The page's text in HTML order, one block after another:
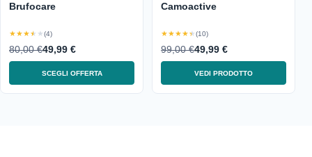
Brufocare
★★★★★(4)
80,00 €49,99 €
SCEGLI OFFERTA
Camoactive
★★★★★(10)
99,00 €49,99 €
VEDI PRODOTTO